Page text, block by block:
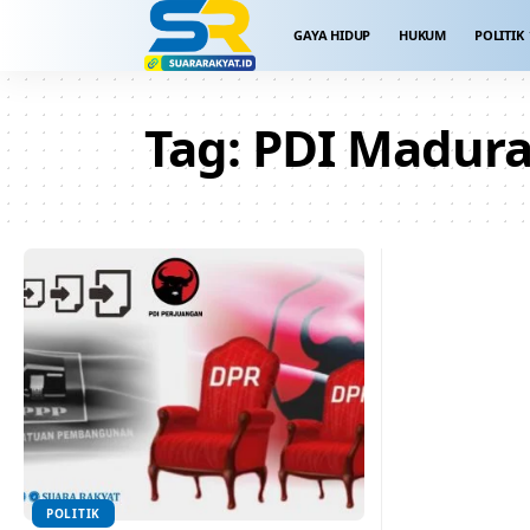
GAYA HIDUP HUKUM POLITIK
Tag: PDI Madura
POLITIK